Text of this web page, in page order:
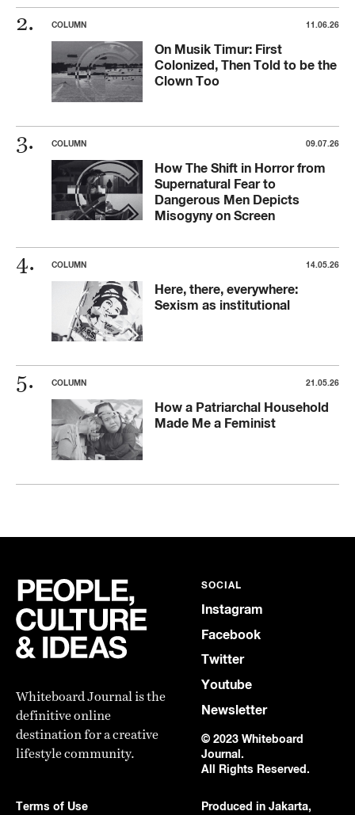
COLUMN 11.06.26
On Musik Timur: First
Colonized, Then Told to be the
Clown Too
COLUMN 09.07.26
How The Shift in Horror from
Supernatural Fear to
Dangerous Men Depicts
Misogyny on Screen
COLUMN 14.05.26
Here, there, everywhere:
Sexism as institutional
COLUMN 21.05.26
How a Patriarchal Household
Made Me a Feminist
Whiteboard Journal is the
definitive online
destination for a creative
lifestyle community.
SOCIAL
Instagram
Facebook
Twitter
Youtube
Newsletter
© 2023 Whiteboard
Journal.
All Rights Reserved.
Terms of Use
Produced in Jakarta,